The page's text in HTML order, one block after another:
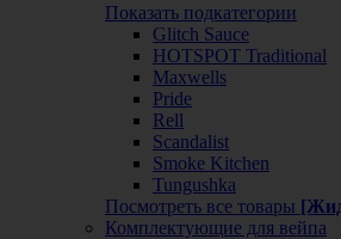
Показать подкатегории
Glitch Sauce
HOTSPOT Traditional
Maxwells
Pride
Rell
Scandalist
Smoke Kitchen
Tungushka
Посмотреть все товары
Комплектующие для вейпа